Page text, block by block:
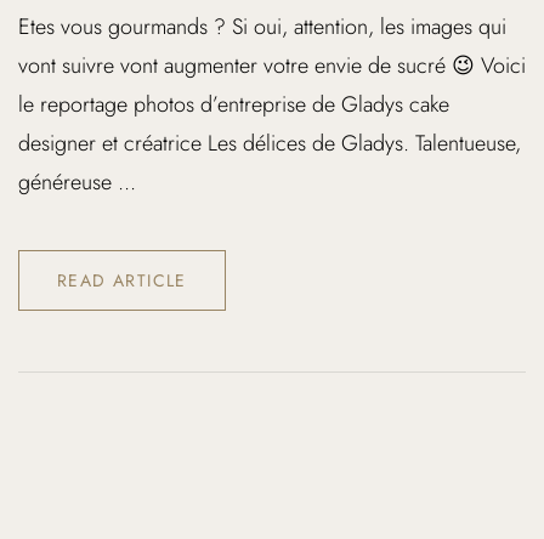
Etes vous gourmands ? Si oui, attention, les images qui
vont suivre vont augmenter votre envie de sucré 😉 Voici
le reportage photos d’entreprise de Gladys cake
designer et créatrice Les délices de Gladys. Talentueuse,
généreuse ...
READ ARTICLE